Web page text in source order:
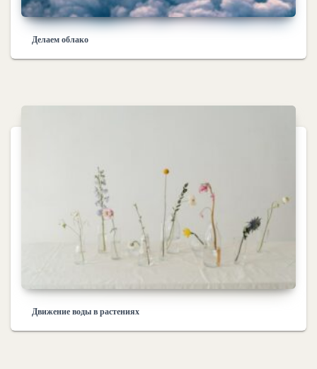
Делаем облако
Движение воды в растениях